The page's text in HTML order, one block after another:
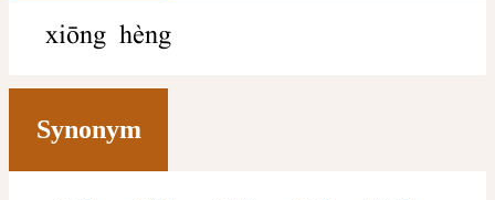
xiōng hèng
Synonym